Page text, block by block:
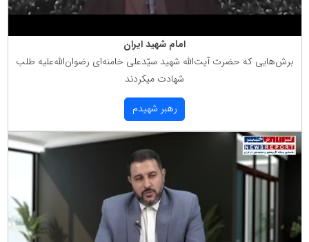
امام شهید ایران
برش‌هایی كه حضرت آیت‌الله شهید سیّدعلی خامنه‌ای رضوان‌الله‌علیه طلب
شهادت میكردند
رهبر شهیدم